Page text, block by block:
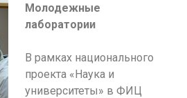
Молодежные
лаборатории
В рамках национального
проекта «Наука и
университеты» в ФИЦ